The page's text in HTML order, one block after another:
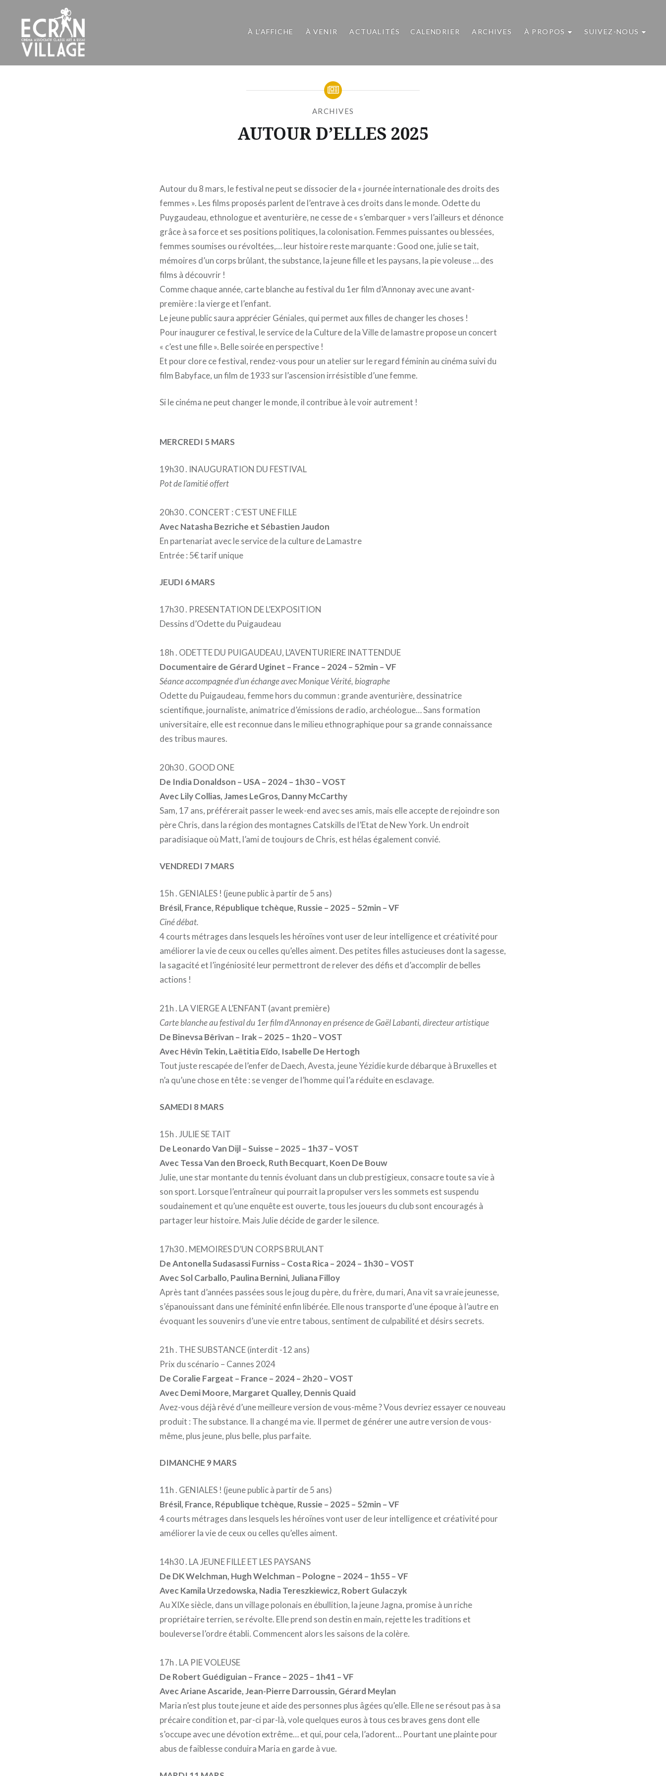
contenu
principal
ÉCRAN VILLAGE
À L’AFFICHE À VENIR ACTUALITÉS CALENDRIER ARCHIVES À PROPOS SUIVEZ-NOUS
ARCHIVES
AUTOUR D’ELLES 2025
MOÏSE
FÉVRIER
Autour du 8 mars, le festival ne peut se dissocier de la « journée internationale des droits des
femmes ». Les films proposés parlent de l’entrave à ces droits dans le monde. Odette du
Puygaudeau, ethnologue et aventurière, ne cesse de « s’embarquer » vers l’ailleurs et dénonce
grâce à sa force et ses positions politiques, la colonisation. Femmes puissantes ou blessées,
femmes soumises ou révoltées,… leur histoire reste marquante : Good one, julie se tait,
mémoires d’un corps brûlant, the substance, la jeune fille et les paysans, la pie voleuse … des
films à découvrir !
Comme chaque année, carte blanche au festival du 1er film d’Annonay avec une avant-
première : la vierge et l’enfant.
Le jeune public saura apprécier Géniales, qui permet aux filles de changer les choses !
Pour inaugurer ce festival, le service de la Culture de la Ville de lamastre propose un concert
« c’est une fille ». Belle soirée en perspective !
Et pour clore ce festival, rendez-vous pour un atelier sur le regard féminin au cinéma suivi du
film Babyface, un film de 1933 sur l’ascension irrésistible d’une femme.
Si le cinéma ne peut changer le monde, il contribue à le voir autrement !
MERCREDI 5 MARS
19h30 . INAUGURATION DU FESTIVAL
Pot de l’amitié offert
20h30 . CONCERT : C’EST UNE FILLE
Avec Natasha Bezriche et Sébastien Jaudon
En partenariat avec le service de la culture de Lamastre
Entrée : 5€ tarif unique
JEUDI 6 MARS
17h30 . PRESENTATION DE L’EXPOSITION
Dessins d’Odette du Puigaudeau
18h . ODETTE DU PUIGAUDEAU, L’AVENTURIERE INATTENDUE
Documentaire de Gérard Uginet – France – 2024 – 52min – VF
Séance accompagnée d’un échange avec Monique Vérité, biographe
Odette du Puigaudeau, femme hors du commun : grande aventurière, dessinatrice
scientifique, journaliste, animatrice d’émissions de radio, archéologue… Sans formation
universitaire, elle est reconnue dans le milieu ethnographique pour sa grande connaissance
des tribus maures.
20h30 . GOOD ONE
De India Donaldson – USA – 2024 – 1h30 – VOST
Avec Lily Collias, James LeGros, Danny McCarthy
Sam, 17 ans, préférerait passer le week-end avec ses amis, mais elle accepte de rejoindre son
père Chris, dans la région des montagnes Catskills de l’Etat de New York. Un endroit
paradisiaque où Matt, l’ami de toujours de Chris, est hélas également convié.
VENDREDI 7 MARS
15h . GENIALES ! (jeune public à partir de 5 ans)
Brésil, France, République tchèque, Russie – 2025 – 52min – VF
Ciné débat.
4 courts métrages dans lesquels les héroïnes vont user de leur intelligence et créativité pour
améliorer la vie de ceux ou celles qu’elles aiment. Des petites filles astucieuses dont la sagesse,
la sagacité et l’ingéniosité leur permettront de relever des défis et d’accomplir de belles
actions !
21h . LA VIERGE A L’ENFANT (avant première)
Carte blanche au festival du 1er film d’Annonay en présence de Gaël Labanti, directeur artistique
De Binevsa Bêrîvan – Irak – 2025 – 1h20 – VOST
Avec Hêvîn Tekin, Laëtitia Eïdo, Isabelle De Hertogh
Tout juste rescapée de l’enfer de Daech, Avesta, jeune Yézidie kurde débarque à Bruxelles et
n’a qu’une chose en tête : se venger de l’homme qui l’a réduite en esclavage.
SAMEDI 8 MARS
15h . JULIE SE TAIT
De Leonardo Van Dijl – Suisse – 2025 – 1h37 – VOST
Avec Tessa Van den Broeck, Ruth Becquart, Koen De Bouw
Julie, une star montante du tennis évoluant dans un club prestigieux, consacre toute sa vie à
son sport. Lorsque l’entraîneur qui pourrait la propulser vers les sommets est suspendu
soudainement et qu’une enquête est ouverte, tous les joueurs du club sont encouragés à
partager leur histoire. Mais Julie décide de garder le silence.
17h30 . MEMOIRES D’UN CORPS BRULANT
De Antonella Sudasassi Furniss – Costa Rica – 2024 – 1h30 – VOST
Avec Sol Carballo, Paulina Bernini, Juliana Filloy
Après tant d’années passées sous le joug du père, du frère, du mari, Ana vit sa vraie jeunesse,
s’épanouissant dans une féminité enfin libérée. Elle nous transporte d’une époque à l’autre en
évoquant les souvenirs d’une vie entre tabous, sentiment de culpabilité et désirs secrets.
21h . THE SUBSTANCE (interdit -12 ans)
Prix du scénario – Cannes 2024
De Coralie Fargeat – France – 2024 – 2h20 – VOST
Avec Demi Moore, Margaret Qualley, Dennis Quaid
Avez-vous déjà rêvé d’une meilleure version de vous-même ? Vous devriez essayer ce nouveau
produit : The substance. Il a changé ma vie. Il permet de générer une autre version de vous-
même, plus jeune, plus belle, plus parfaite.
DIMANCHE 9 MARS
11h . GENIALES ! (jeune public à partir de 5 ans)
Brésil, France, République tchèque, Russie – 2025 – 52min – VF
4 courts métrages dans lesquels les héroïnes vont user de leur intelligence et créativité pour
améliorer la vie de ceux ou celles qu’elles aiment.
14h30 . LA JEUNE FILLE ET LES PAYSANS
De DK Welchman, Hugh Welchman – Pologne – 2024 – 1h55 – VF
Avec Kamila Urzedowska, Nadia Tereszkiewicz, Robert Gulaczyk
Au XIXe siècle, dans un village polonais en ébullition, la jeune Jagna, promise à un riche
propriétaire terrien, se révolte. Elle prend son destin en main, rejette les traditions et
bouleverse l’ordre établi. Commencent alors les saisons de la colère.
17h . LA PIE VOLEUSE
De Robert Guédiguian – France – 2025 – 1h41 – VF
Avec Ariane Ascaride, Jean-Pierre Darroussin, Gérard Meylan
Maria n’est plus toute jeune et aide des personnes plus âgées qu’elle. Elle ne se résout pas à sa
précaire condition et, par-ci par-là, vole quelques euros à tous ces braves gens dont elle
s’occupe avec une dévotion extrême… et qui, pour cela, l’adorent… Pourtant une plainte pour
abus de faiblesse conduira Maria en garde à vue.